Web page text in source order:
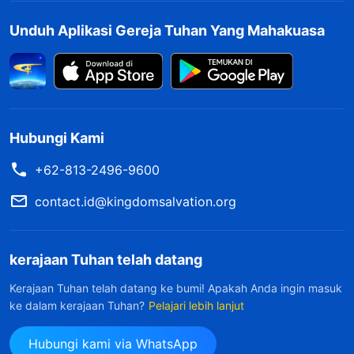
Namun, aku tetap bersikap tenang dan
bersekutu dengan saudari itu, "Tuhan tidak
membeda-bedakan orang dan asalkan kamu
mencari-Nya, Dia akan membimbingmu. Kita
tidak boleh hanya mengucapkan slogan tanpa
menerapkannya!" Karena aku terlalu fokus untuk
mempersekutukan maksud Tuhan atau jalan
penerapan yang harus diambil dalam
menghadapi kesulitan yang dialami saudara-
saudari. Setelah pertemuan itu, mereka tetap
tidak tahu bagaimana menerapkan firman
Tuhan.
Unduh Aplikasi Gereja Tuhan Yang Mahakuasa
Hubungi Kami
+62-813-2496-9600
contact.id@kingdomsalvation.org
kerajaan Tuhan telah datang
Kerajaan Tuhan telah datang ke bumi! Apakah Anda ingin masuk
ke dalam kerajaan Tuhan? Pelajari lebih lanjut
Hubungi kami via WhatsApp